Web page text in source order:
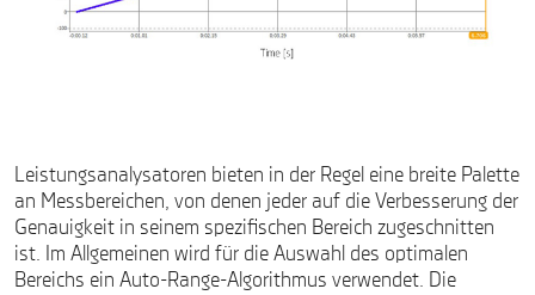
Leistungsanalysatoren bieten in der Regel eine breite Palette
an Messbereichen, von denen jeder auf die Verbesserung der
Genauigkeit in seinem spezifischen Bereich zugeschnitten
ist. Im Allgemeinen wird für die Auswahl des optimalen
Bereichs ein Auto-Range-Algorithmus verwendet. Die